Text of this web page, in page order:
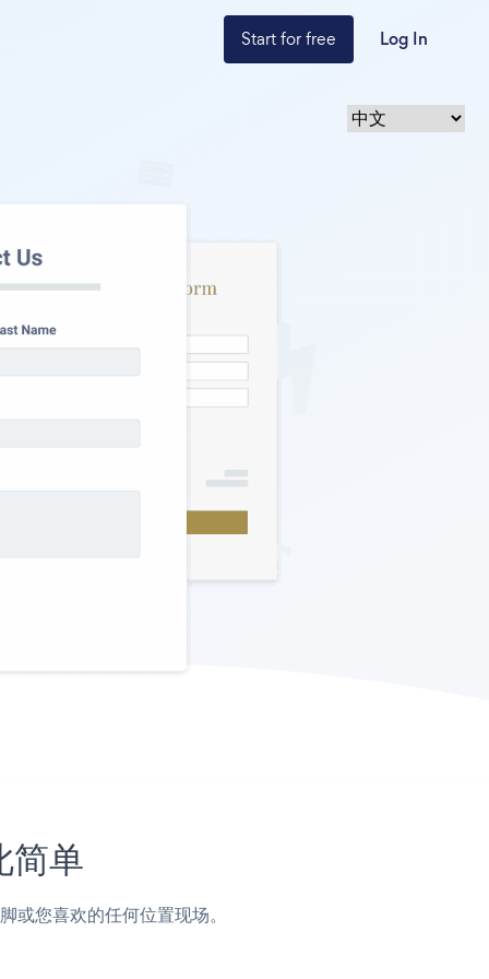
Start for free Log In
单
您喜欢的任何位置现场。